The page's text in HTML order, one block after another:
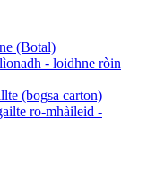
(Botal)
- loidhne ròin
(bogsa carton)
ro-mhàileid -